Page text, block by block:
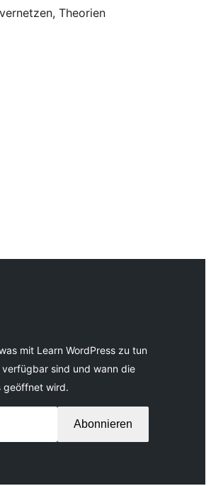
Theorien
mit Learn WordPress zu tun
sind und wann die
geöffnet wird.
Abonnieren